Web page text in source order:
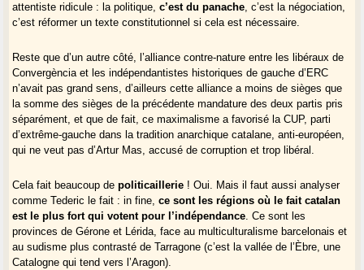
attentiste ridicule : la politique,c’est du panache, c’est la négociation,
c’est réformer un texte constitutionnel si cela est nécessaire.
Reste que d’un autre côté, l’alliance contre-nature entre les libéraux de
Convergència et les indépendantistes historiques de gauche d’ERC
n’avait pas grand sens, d’ailleurs cette alliance a moins de sièges que
la somme des sièges de la précédente mandature des deux partis pris
séparément, et que de fait, ce maximalisme a favorisé la CUP, parti
d’extrême-gauche dans la tradition anarchique catalane, anti-européen,
qui ne veut pas d’Artur Mas, accusé de corruption et trop libéral.
Cela fait beaucoup depoliticaillerie ! Oui. Mais il faut aussi analyser
comme Tederic le fait : in fine,ce sont les régions où le fait catalan
est le plus fort qui votent pour l’indépendance. Ce sont les
provinces de Gérone et Lérida, face au multiculturalisme barcelonais et
au sudisme plus contrasté de Tarragone (c’est la vallée de l’Èbre, une
Catalogne qui tend vers l’Aragon).